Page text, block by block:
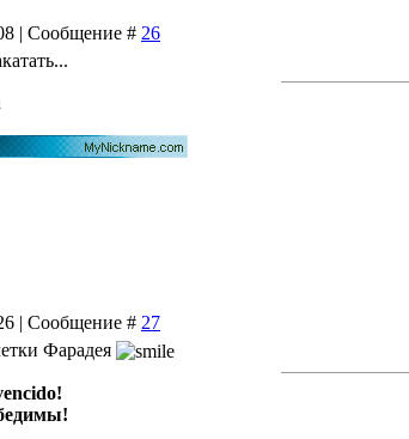
| Сообщение # 26
| Сообщение # 27
Фарадея